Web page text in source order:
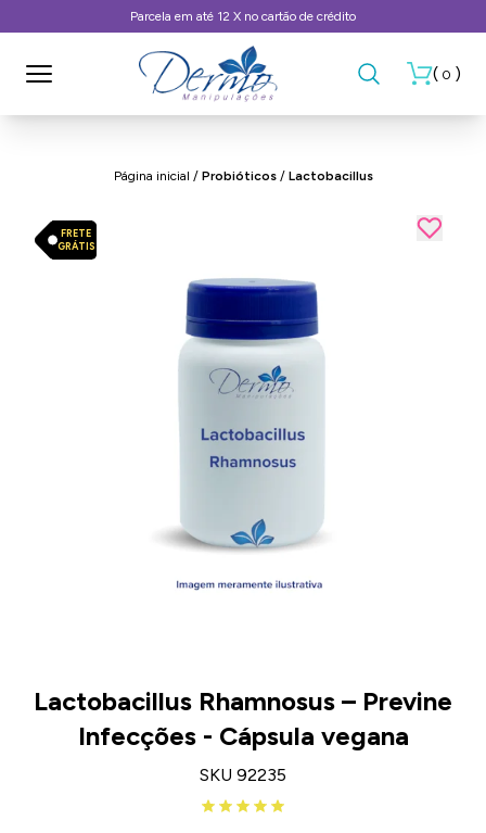
Frete Grátis, consulte as condições
( 0 )
Página inicial / Probióticos/ Lactobacillus
Lactobacillus Rhamnosus – Previne
Infecções - Cápsula vegana
SKU 92235
FRETE
GRÁTIS